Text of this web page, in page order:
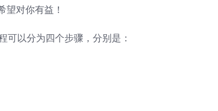
对你有益！
以分为四个步骤，分别是：